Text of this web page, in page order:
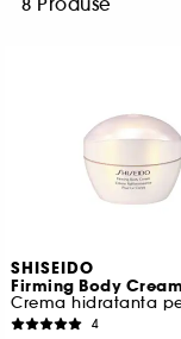
SHISEIDO
Firming Body Cream
4